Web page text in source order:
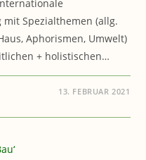
Spezialthemen (allg.
Aphorismen, Umwelt)
+ holistischen…
13. FEBRUAR 2021